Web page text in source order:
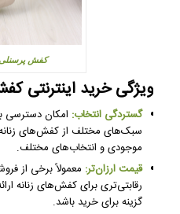
کفش پرسنلی
ویژگی خرید اینترنتی
گستردگی انتخاب: امکان دسترسی
سبک‌های مختلف از کفش‌های زنانه
موجودی و انتخاب‌های مختلف.
قیمت ارزان‌تر: معمولاً برخی از
رقابتی‌تری برای کفش‌های زنانه
گزینه برای خرید باشد.